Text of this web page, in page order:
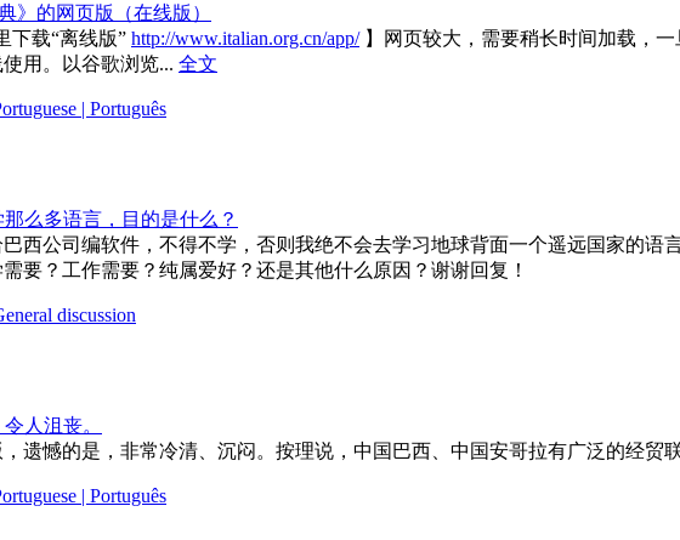
》的网页版（在线版）
下载“离线版” http://www.italian.org.cn/app/】网页较大，需要稍长时间加载，
用。以谷歌浏览... 全文
| Português
么多语言，目的是什么？
西公司编软件，不得不学，否则我绝不会去学习地球背面一个遥远国家的
要？工作需要？纯属爱好？还是其他什么原因？谢谢回复！
discussion
人沮丧。
遗憾的是，非常冷清、沉闷。按理说，中国巴西、中国安哥拉有广泛的经贸
| Português